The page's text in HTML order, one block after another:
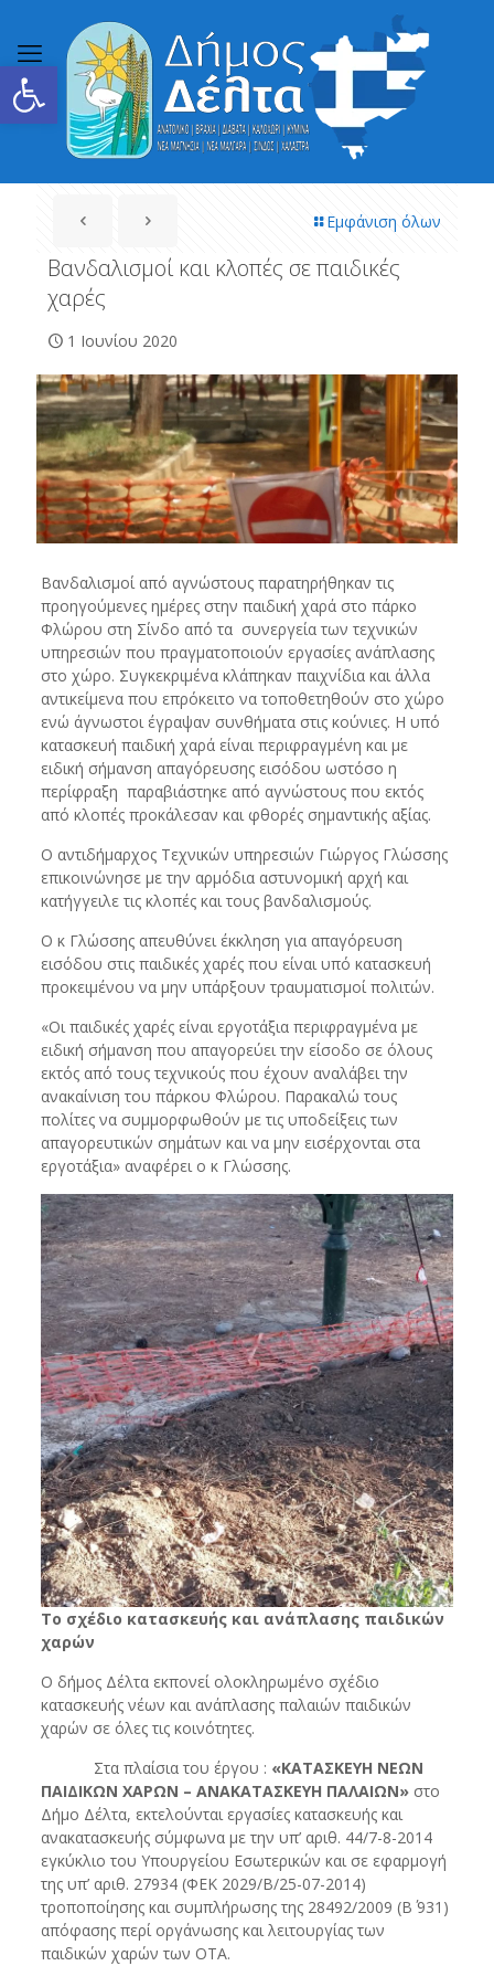
Ανοίξτε τη γραμμή εργαλείων
Εμφάνιση όλων
Βανδαλισμοί και κλοπές σε παιδικές
χαρές
1 Ιουνίου 2020
Βανδαλισμοί από αγνώστους παρατηρήθηκαν τις
προηγούμενες ημέρες στην παιδική χαρά στο πάρκο
Φλώρου στη Σίνδο από τα συνεργεία των τεχνικών
υπηρεσιών που πραγματοποιούν εργασίες ανάπλασης
στο χώρο. Συγκεκριμένα κλάπηκαν παιχνίδια και άλλα
αντικείμενα που επρόκειτο να τοποθετηθούν στο χώρο
ενώ άγνωστοι έγραψαν συνθήματα στις κούνιες. Η υπό
κατασκευή παιδική χαρά είναι περιφραγμένη και με
ειδική σήμανση απαγόρευσης εισόδου ωστόσο η
περίφραξη παραβιάστηκε από αγνώστους που εκτός
από κλοπές προκάλεσαν και φθορές σημαντικής αξίας.
Ο αντιδήμαρχος Τεχνικών υπηρεσιών Γιώργος Γλώσσης
επικοινώνησε με την αρμόδια αστυνομική αρχή και
κατήγγειλε τις κλοπές και τους βανδαλισμούς.
Ο κ Γλώσσης απευθύνει έκκληση για απαγόρευση
εισόδου στις παιδικές χαρές που είναι υπό κατασκευή
προκειμένου να μην υπάρξουν τραυματισμοί πολιτών.
«Οι παιδικές χαρές είναι εργοτάξια περιφραγμένα με
ειδική σήμανση που απαγορεύει την είσοδο σε όλους
εκτός από τους τεχνικούς που έχουν αναλάβει την
ανακαίνιση του πάρκου Φλώρου. Παρακαλώ τους
πολίτες να συμμορφωθούν με τις υποδείξεις των
απαγορευτικών σημάτων και να μην εισέρχονται στα
εργοτάξια» αναφέρει ο κ Γλώσσης.
Το σχέδιο κατασκευής και ανάπλασης παιδικών
χαρών
Ο δήμος Δέλτα εκπονεί ολοκληρωμένο σχέδιο
κατασκευής νέων και ανάπλασης παλαιών παιδικών
χαρών σε όλες τις κοινότητες.
Στα πλαίσια του έργου : «ΚΑΤΑΣΚΕΥΗ ΝΕΩΝ
ΠΑΙΔΙΚΩΝ ΧΑΡΩΝ – ΑΝΑΚΑΤΑΣΚΕΥΗ ΠΑΛΑΙΩΝ» στο
Δήμο Δέλτα, εκτελούνται εργασίες κατασκευής και
ανακατασκευής σύμφωνα με την υπ’ αριθ. 44/7-8-2014
εγκύκλιο του Υπουργείου Εσωτερικών και σε εφαρμογή
της υπ’ αριθ. 27934 (ΦΕΚ 2029/Β/25-07-2014)
τροποποίησης και συμπλήρωσης της 28492/2009 (Β΄ 931)
απόφασης περί οργάνωσης και λειτουργίας των
παιδικών χαρών των ΟΤΑ.